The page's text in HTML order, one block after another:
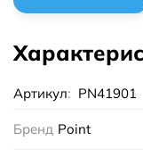
Артикул: PN41901
Бренд Point